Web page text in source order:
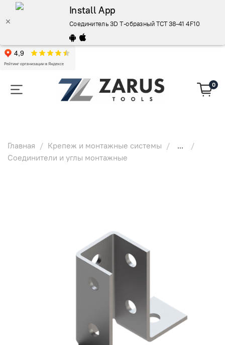
Install App
Соединитель 3D Т-образный TCT 38-41 4F10 -
0
Главная Крепеж и монтажные системы
...
Соединители и углы монтажные